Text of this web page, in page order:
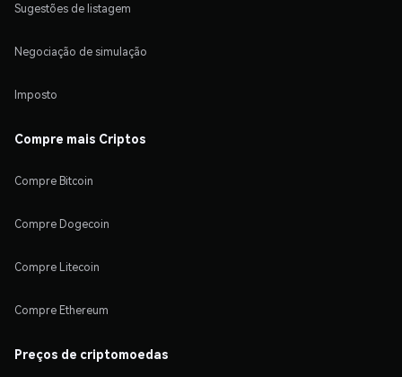
Sugestões de listagem
Negociação de simulação
Imposto
Compre mais Criptos
Compre Bitcoin
Compre Dogecoin
Compre Litecoin
Compre Ethereum
Preços de criptomoedas